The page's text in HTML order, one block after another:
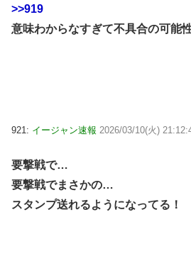
>>919
意味わからなすぎて不具合の可能
921: イージャン速報 2026/03/10(火)
要撃戦で…
要撃戦でまさかの…
スタンプ送れるようになってる！